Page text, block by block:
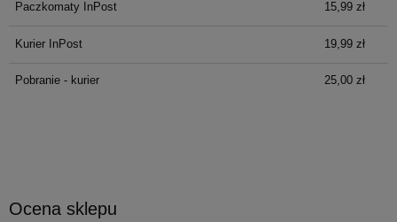
Paczkomaty InPost 15,99 zł
Kurier InPost 19,99 zł
Pobranie - kurier 25,00 zł
Ocena sklepu